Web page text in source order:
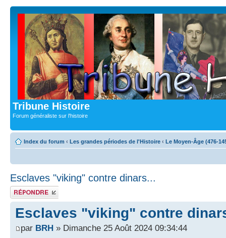
Tribune Histoire
Forum généraliste sur l'histoire
Index du forum ‹ Les grandes périodes de l'Histoire ‹ Le Moyen-Âge (476-
Esclaves "viking" contre dinars...
Publier une
réponse
Esclaves "viking" contre
par BRH » Dimanche 25 Août 2024 09:34:44